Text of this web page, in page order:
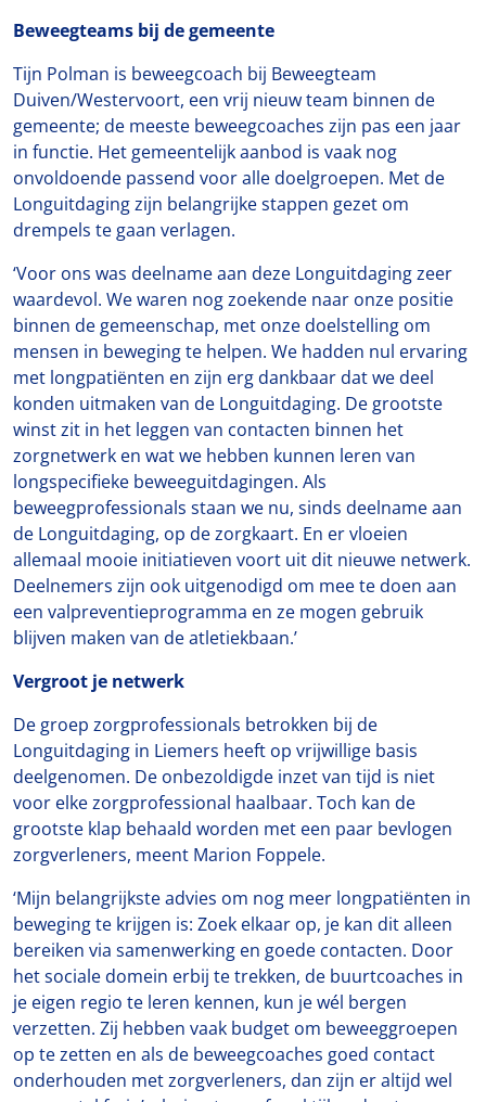
Beweegteams bij de gemeente
Tijn Polman is beweegcoach bij Beweegteam
Duiven/Westervoort, een vrij nieuw team binnen de
gemeente; de meeste beweegcoaches zijn pas een jaar
in functie. Het gemeentelijk aanbod is vaak nog
onvoldoende passend voor alle doelgroepen. Met de
Longuitdaging zijn belangrijke stappen gezet om
drempels te gaan verlagen.
‘Voor ons was deelname aan deze Longuitdaging zeer
waardevol. We waren nog zoekende naar onze positie
binnen de gemeenschap, met onze doelstelling om
mensen in beweging te helpen. We hadden nul ervaring
met longpatiënten en zijn erg dankbaar dat we deel
konden uitmaken van de Longuitdaging. De grootste
winst zit in het leggen van contacten binnen het
zorgnetwerk en wat we hebben kunnen leren van
longspecifieke beweeguitdagingen. Als
beweegprofessionals staan we nu, sinds deelname aan
de Longuitdaging, op de zorgkaart. En er vloeien
allemaal mooie initiatieven voort uit dit nieuwe netwerk.
Deelnemers zijn ook uitgenodigd om mee te doen aan
een valpreventieprogramma en ze mogen gebruik
blijven maken van de atletiekbaan.’
Vergroot je netwerk
De groep zorgprofessionals betrokken bij de
Longuitdaging in Liemers heeft op vrijwillige basis
deelgenomen. De onbezoldigde inzet van tijd is niet
voor elke zorgprofessional haalbaar. Toch kan de
grootste klap behaald worden met een paar bevlogen
zorgverleners, meent Marion Foppele.
‘Mijn belangrijkste advies om nog meer longpatiënten in
beweging te krijgen is: Zoek elkaar op, je kan dit alleen
bereiken via samenwerking en goede contacten. Door
het sociale domein erbij te trekken, de buurtcoaches in
je eigen regio te leren kennen, kun je wél bergen
verzetten. Zij hebben vaak budget om beweeggroepen
op te zetten en als de beweegcoaches goed contact
onderhouden met zorgverleners, dan zijn er altijd wel